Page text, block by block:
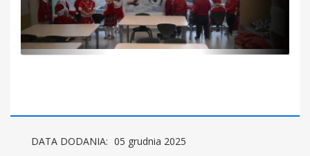
DATA DODANIA: 05 grudnia 2025